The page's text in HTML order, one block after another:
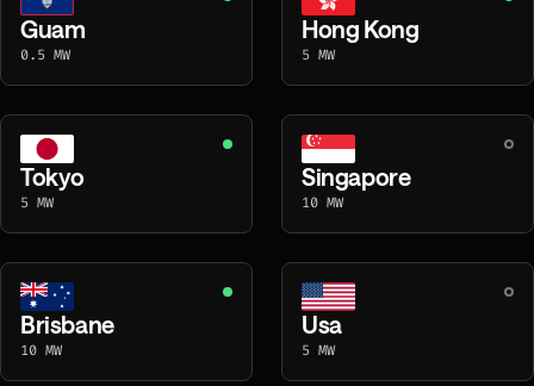
Guam
0.5 MW
Hong Kong
5 MW
Tokyo
5 MW
Singapore
10 MW
Brisbane
10 MW
Usa
5 MW